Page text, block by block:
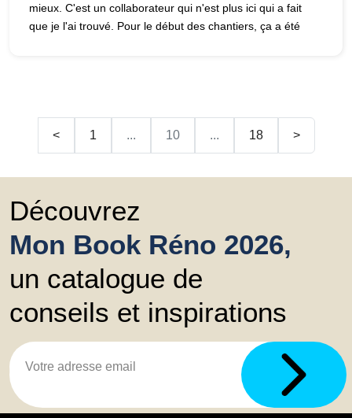
mieux. C'est un collaborateur qui n'est plus ici qui a fait
que je l'ai trouvé. Pour le début des chantiers, ça a été
< 1 ... 10 ... 18 >
Découvrez
Mon Book Réno 2026,
un catalogue de
conseils et inspirations